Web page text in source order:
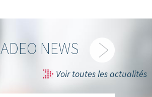
ADEO NEWS
Voir toutes les actualités